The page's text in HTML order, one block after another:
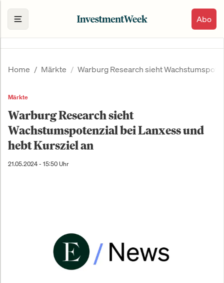
Abo
Home Märkte Warburg Research sieht
Märkte
Warburg Research sieht
Wachstumspotenzial bei Lanxess und
hebt Kursziel an
21.05.2024 - 15:50 Uhr